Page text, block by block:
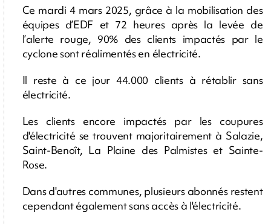
Ce mardi 4 mars 2025, grâce à la mobilisation des
équipes d’EDF et 72 heures après la levée de
l’alerte rouge, 90% des clients impactés par le
cyclone sont réalimentés en électricité.
Il reste à ce jour 44.000 clients à rétablir sans
électricité.
Les clients encore impactés par les coupures
d'électricité se trouvent majoritairement à Salazie,
Saint-Benoît, La Plaine des Palmistes et Sainte-
Rose.
Dans d'autres communes, plusieurs abonnés restent
cependant également sans accès à l'électricité.